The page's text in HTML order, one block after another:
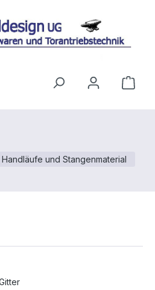
Handläufe und Stangenmaterial